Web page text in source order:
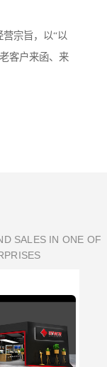
营宗旨，以“以
客户来函、来
SALES IN ONE OF